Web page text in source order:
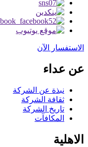
الاستفسار الآن
عن عداء
نبذة عن الشركة
ثقافة الشركة
تاريخ الشركة
المكافآت
الاهلية